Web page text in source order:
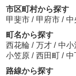
市区町村から探す
甲斐市 / 甲府市 / 中
町名から探す
西花輪 / 万才 / 中小
小笠原 / 西田町 / 中
路線から探す